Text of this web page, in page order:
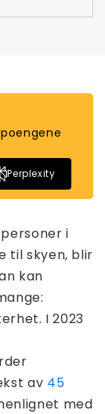
Perplexity
i
til skyen, blir
kan
I 2023
av 45
med